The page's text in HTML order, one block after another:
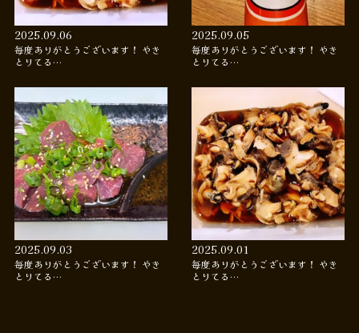
2025.09.06
毎度ありがとうございます！ やき
とりてる…
2025.09.05
毎度ありがとうございます！ やき
とりてる…
2025.09.03
毎度ありがとうございます！ やき
とりてる…
2025.09.01
毎度ありがとうございます！ やき
とりてる…